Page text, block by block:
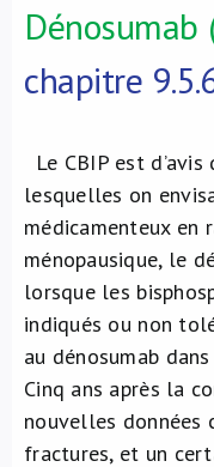
chapitre
Le CBIP est
lesquelles on
médicamenteux en
ménopausique, le
lorsque les
indiqués ou non
au dénosumab
Cinq ans après la
nouvelles données
fractures, et un